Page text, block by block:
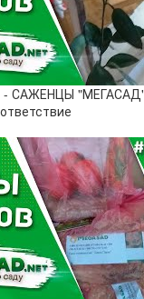
САЖЕНЦЫ "МЕГАСАД"